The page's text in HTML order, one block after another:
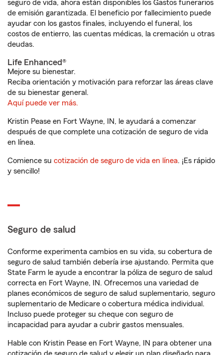
seguro de vida, ahora están disponibles los Gastos funerarios
de emisión garantizada. El beneficio por fallecimiento puede
ayudar con los gastos finales, incluyendo el funeral, los
costos de entierro, las cuentas médicas, la cremación u otras
deudas.
Life Enhanced®
Mejore su bienestar.
Reciba orientación y motivación para reforzar las áreas clave
de su bienestar general.
Aquí puede ver más.
Kristin Pease en Fort Wayne, IN, le ayudará a comenzar
después de que complete una cotización de seguro de vida
en línea.
Comience su cotización de seguro de vida en línea. ¡Es rápido
y sencillo!
Seguro de salud
Conforme experimenta cambios en su vida, su cobertura de
seguro de salud también debería irse ajustando. Permita que
State Farm le ayude a encontrar la póliza de seguro de salud
correcta en Fort Wayne, IN. Ofrecemos una variedad de
planes económicos de seguro de salud suplementario, seguro
suplementario de Medicare o cobertura médica individual.
Incluso puede proteger su cheque con seguro de
incapacidad para ayudar a cubrir gastos mensuales.
Hable con Kristin Pease en Fort Wayne, IN para obtener una